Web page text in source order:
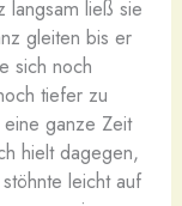
langsam ließ sie
gleiten bis er
sich noch
tiefer zu
ganze Zeit
hielt dagegen,
leicht auf